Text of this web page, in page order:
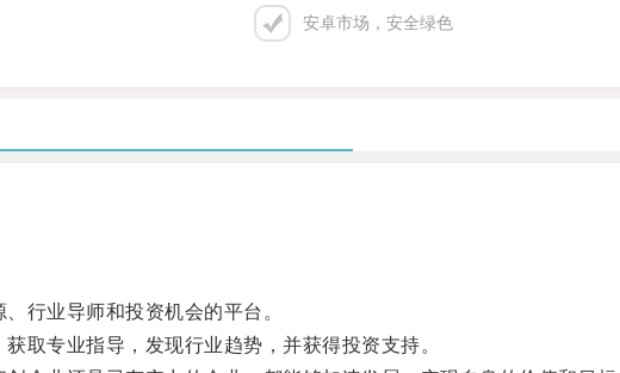
安卓市场，安全绿色
行业导师和投资机会的平台。
专业指导，发现行业趋势，并获得投资支持。